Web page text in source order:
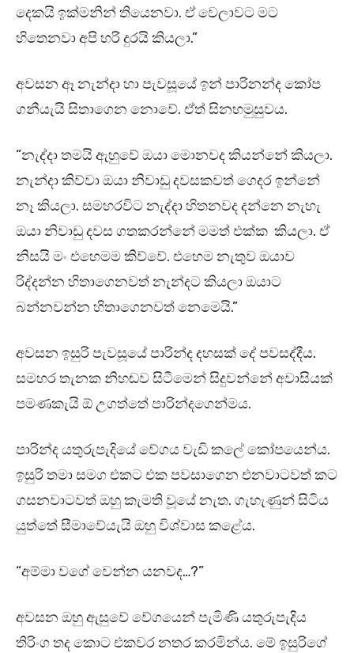
දෙකයි ඉක්මනින් තියෙනවා. ඒ වෙලාවට මට
හිතෙනවා අපි හරි දුරයි කියලා.”
අවසන ඈ නැන්දා හා පැවසූයේ ඉන් පාරිනන්ද කෝප
ගනීයැයි සිතාගෙන නොවේ. ඒත් සිනහමුසුවය.
“නැද්දා තමයි ඇහුවේ ඔයා මොනවද කියන්නේ කියලා.
නැන්දා කිව්වා ඔයා නිවාඩු දවසකවත් ගෙදර ඉන්නේ
නෑ කියලා. සමහරවිට නැද්දා හිතනවද දන්නෙ නැහැ
ඔයා නිවාඩු දවස ගතකරන්නේ මමත් එක්ක කියලා. ඒ
නිසයි මං එහෙමම කිව්වේ. එහෙම නැතුව ඔයාව
රිද්දන්න හිතාගෙනවත් නැන්දට කියලා ඔයාට
බන්නවන්න හිතාගෙනවත් නෙමෙයි.”
අවසන ඉසුරි පැවසූයේ පාරින්ද දහසක් දේ පවසද්දීය.
සමහර තැනක නිහඬව සිටීමෙන් සිදුවන්නේ අවාසියක්
පමණකැයි ඕ උගත්තේ පාරින්දගෙන්මය.
පාරින්ද යතුරුපැදියේ වේගය වැඩි කලේ කෝපයෙන්ය.
ඉසුරි තමා සමග එකට එක පවසාගෙන එනවාටවත් කට
ගසනවාටවත් ඔහු කැමති වූයේ නැත. ගැහැණුන් සිටිය
යුත්තේ සීමාවේයැයි ඔහු විශ්වාස කළේය.
“අම්මා වගේ වෙන්න යනවද…?”
අවසන ඔහු ඇසුවේ වේගයෙන් පැමිණි යතුරුපැදිය
තිරිංග තද කොට එකවර නතර කරමින්ය. මේ ඉසුරිගේ